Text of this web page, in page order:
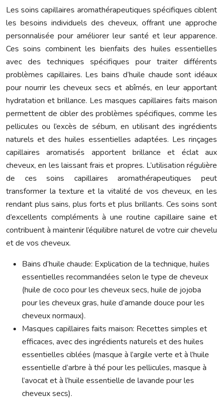
Les soins capillaires aromathérapeutiques spécifiques ciblent
les besoins individuels des cheveux, offrant une approche
personnalisée pour améliorer leur santé et leur apparence.
Ces soins combinent les bienfaits des huiles essentielles
avec des techniques spécifiques pour traiter différents
problèmes capillaires. Les bains d’huile chaude sont idéaux
pour nourrir les cheveux secs et abîmés, en leur apportant
hydratation et brillance. Les masques capillaires faits maison
permettent de cibler des problèmes spécifiques, comme les
pellicules ou l’excès de sébum, en utilisant des ingrédients
naturels et des huiles essentielles adaptées. Les rinçages
capillaires aromatisés apportent brillance et éclat aux
cheveux, en les laissant frais et propres. L’utilisation régulière
de ces soins capillaires aromathérapeutiques peut
transformer la texture et la vitalité de vos cheveux, en les
rendant plus sains, plus forts et plus brillants. Ces soins sont
d’excellents compléments à une routine capillaire saine et
contribuent à maintenir l’équilibre naturel de votre cuir chevelu
et de vos cheveux.
Bains d’huile chaude: Explication de la technique, huiles
essentielles recommandées selon le type de cheveux
(huile de coco pour les cheveux secs, huile de jojoba
pour les cheveux gras, huile d’amande douce pour les
cheveux normaux).
Masques capillaires faits maison: Recettes simples et
efficaces, avec des ingrédients naturels et des huiles
essentielles ciblées (masque à l’argile verte et à l’huile
essentielle d’arbre à thé pour les pellicules, masque à
l’avocat et à l’huile essentielle de lavande pour les
cheveux secs).